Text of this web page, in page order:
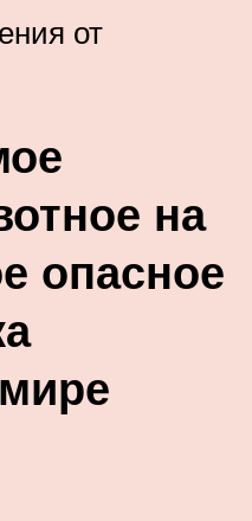
от
на
опасное